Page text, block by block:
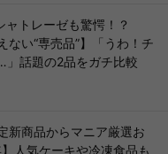
ャトレーゼも驚愕！？
ない“専売品”】「うわ！チ
」話題の2品をガチ比較
新商品からマニア厳選お
人気ケーキや冷凍食品も